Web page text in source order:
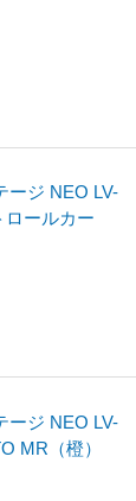
ージ NEO LV-
ロールカー
ージ NEO LV-
MR（橙）